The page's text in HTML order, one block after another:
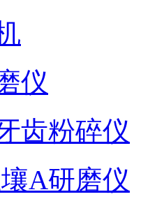
仪
齿粉碎仪
A研磨仪